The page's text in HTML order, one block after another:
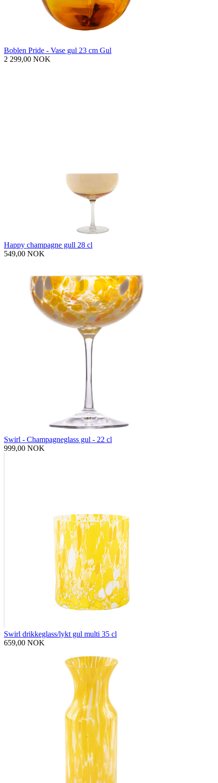
Boblen Pride - Vase gul 23 cm Gul
2 299,00 NOK
Happy champagne gull 28 cl
549,00 NOK
Swirl - Champagneglass gul - 22 cl
999,00 NOK
Swirl drikkeglass/lykt gul multi 35 cl
659,00 NOK